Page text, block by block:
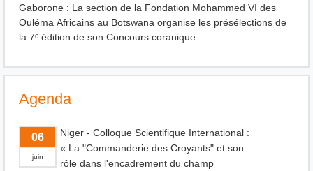
Gaborone : La section de la Fondation Mohammed VI des
Ouléma Africains au Botswana organise les présélections de
la 7ᵉ édition de son Concours coranique
Agenda
06
juin
Niger - Colloque Scientifique International :
« La "Commanderie des Croyants" et son
rôle dans l'encadrement du champ